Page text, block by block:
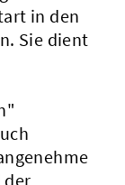
in den
Sie dient
der